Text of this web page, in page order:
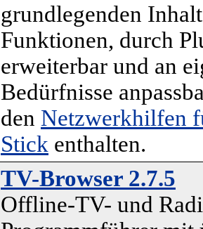
grundlegenden
Funktionen, durch
erweiterbar und an
Bedürfnisse
den Netzwerkhilfen
Stick enthalten.
TV-Browser 2.7.5
Offline-TV- und